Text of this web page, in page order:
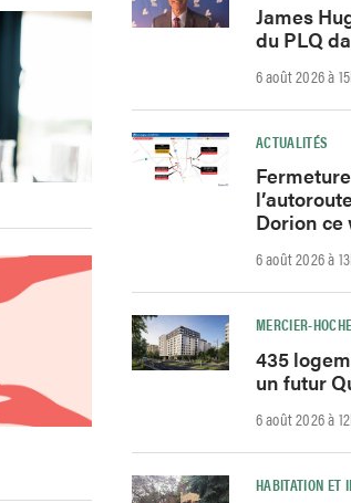
James
du PLQ
6 août 2026 à
ACTUALITÉS
Dorion ce
6 août 2026 à
MERCIER-
435
un futur
6 août 2026 à
HABITATION ET